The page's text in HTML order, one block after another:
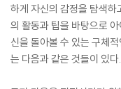
하게 자신의 감정을 탐색
의 활동과 팁을 바탕으로
신을 돌아볼 수 있는 구체
는 다음과 같은 것들이 있다.